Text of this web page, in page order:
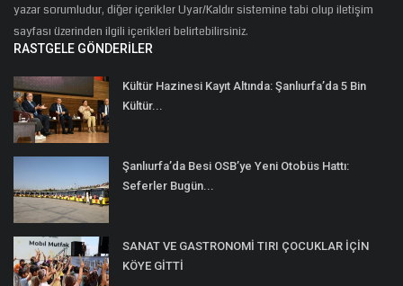
yazar sorumludur, diğer içerikler Uyar/Kaldır sistemine tabi olup iletişim
sayfası üzerinden ilgili içerikleri belirtebilirsiniz.
RASTGELE GÖNDERILER
Kültür Hazinesi Kayıt Altında: Şanlıurfa’da 5 Bin
Kültür...
Şanlıurfa’da Besi OSB’ye Yeni Otobüs Hattı:
Seferler Bugün...
SANAT VE GASTRONOMİ TIRI ÇOCUKLAR İÇİN
KÖYE GİTTİ